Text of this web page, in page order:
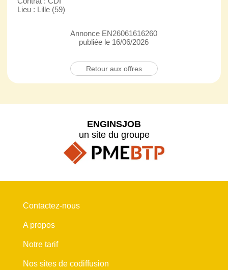
Lieu : Lille (59)
Annonce EN26061616260
publiée le 16/06/2026
Retour aux offres
ENGINSJOB
un site du groupe
Contactez-nous
A propos
Notre tarif
Nos sites de codiffusion